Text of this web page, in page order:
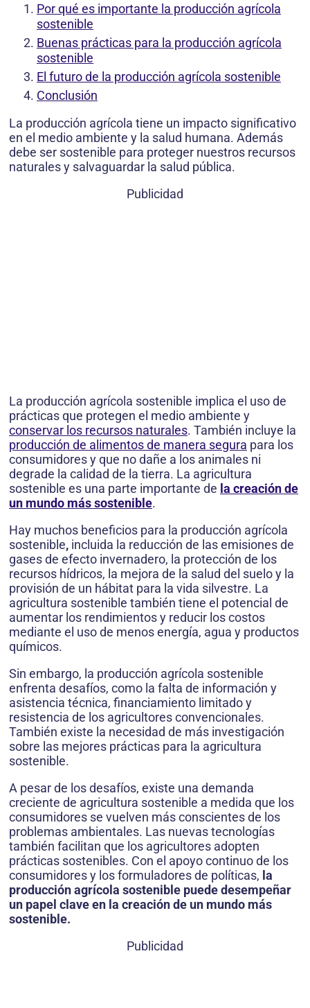
Por qué es importante la producción agrícola
sostenible
Buenas prácticas para la producción agrícola
sostenible
El futuro de la producción agrícola sostenible
Conclusión
La producción agrícola tiene un impacto significativo
en el medio ambiente y la salud humana. Además
debe ser sostenible para proteger nuestros recursos
naturales y salvaguardar la salud pública.
Publicidad
La producción agrícola sostenible implica el uso de
prácticas que protegen el medio ambiente y
conservar los recursos naturales. También incluye la
producción de alimentos de manera segura para los
consumidores y que no dañe a los animales ni
degrade la calidad de la tierra. La agricultura
sostenible es una parte importante de la creación de
un mundo más sostenible.
Hay muchos beneficios para la producción agrícola
sostenible, incluida la reducción de las emisiones de
gases de efecto invernadero, la protección de los
recursos hídricos, la mejora de la salud del suelo y la
provisión de un hábitat para la vida silvestre. La
agricultura sostenible también tiene el potencial de
aumentar los rendimientos y reducir los costos
mediante el uso de menos energía, agua y productos
químicos.
Sin embargo, la producción agrícola sostenible
enfrenta desafíos, como la falta de información y
asistencia técnica, financiamiento limitado y
resistencia de los agricultores convencionales.
También existe la necesidad de más investigación
sobre las mejores prácticas para la agricultura
sostenible.
A pesar de los desafíos, existe una demanda
creciente de agricultura sostenible a medida que los
consumidores se vuelven más conscientes de los
problemas ambientales. Las nuevas tecnologías
también facilitan que los agricultores adopten
prácticas sostenibles. Con el apoyo continuo de los
consumidores y los formuladores de políticas, la
producción agrícola sostenible puede desempeñar
un papel clave en la creación de un mundo más
sostenible.
Publicidad